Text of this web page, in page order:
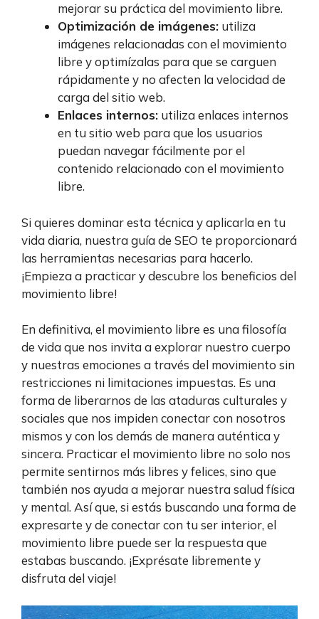
mejorar su práctica del movimiento libre.
Optimización de imágenes: utiliza
imágenes relacionadas con el movimiento
libre y optimízalas para que se carguen
rápidamente y no afecten la velocidad de
carga del sitio web.
Enlaces internos: utiliza enlaces internos
en tu sitio web para que los usuarios
puedan navegar fácilmente por el
contenido relacionado con el movimiento
libre.
Si quieres dominar esta técnica y aplicarla en tu
vida diaria, nuestra guía de SEO te proporcionará
las herramientas necesarias para hacerlo.
¡Empieza a practicar y descubre los beneficios del
movimiento libre!
En definitiva, el movimiento libre es una filosofía
de vida que nos invita a explorar nuestro cuerpo
y nuestras emociones a través del movimiento sin
restricciones ni limitaciones impuestas. Es una
forma de liberarnos de las ataduras culturales y
sociales que nos impiden conectar con nosotros
mismos y con los demás de manera auténtica y
sincera. Practicar el movimiento libre no solo nos
permite sentirnos más libres y felices, sino que
también nos ayuda a mejorar nuestra salud física
y mental. Así que, si estás buscando una forma de
expresarte y de conectar con tu ser interior, el
movimiento libre puede ser la respuesta que
estabas buscando. ¡Exprésate libremente y
disfruta del viaje!